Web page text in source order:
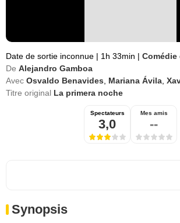
Date de sortie inconnue | 1h 33min | Comédie
De Alejandro Gamboa
Avec Osvaldo Benavides Mariana Ávila
Titre original La primera noche
Spectateurs
3,0
Mes amis
--
Synopsis